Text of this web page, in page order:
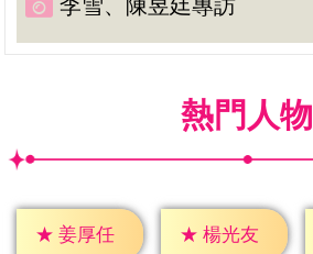
李雪、陳昱廷專訪
熱門人物
★ 姜厚任 ★ 楊光友